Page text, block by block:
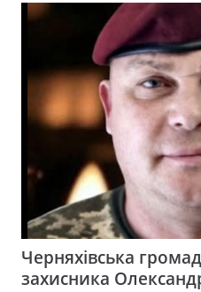
Черняхівська
захисника